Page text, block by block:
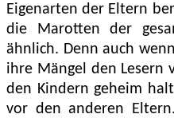
Eigenarten der Eltern
die Marotten der
ähnlich. Denn auch
ihre Mängel den Lesern
den Kindern geheim
vor den anderen